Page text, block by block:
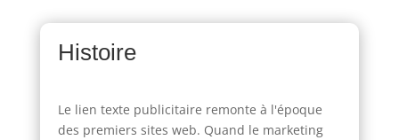
Histoire
Le lien texte publicitaire remonte à l'époque
des premiers sites web. Quand le marketing